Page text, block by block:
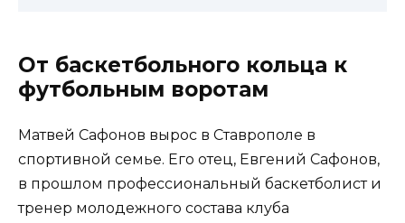
От баскетбольного кольца к
футбольным воротам
Матвей Сафонов вырос в Ставрополе в
спортивной семье. Его отец, Евгений Сафонов,
в прошлом профессиональный баскетболист и
тренер молодежного состава клуба